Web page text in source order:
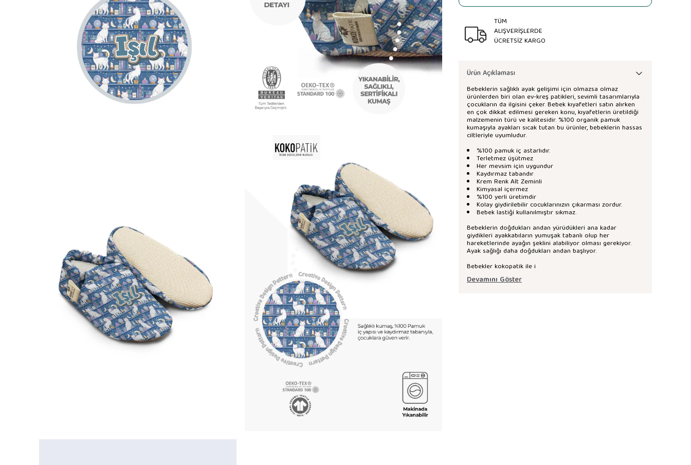
TÜM
ALIŞVERİŞLERDE
ÜCRETSİZ KARGO
Ürün Açıklaması
Bebeklerin sağlıklı ayak gelişimi için olmazsa olmaz
ürünlerden biri olan ev-kreş patikleri, sevimli tasarımlarıyla
çocukların da ilgisini çeker. Bebek kıyafetleri satın alırken
en çok dikkat edilmesi gereken konu, kıyafetlerin üretildiği
malzemenin türü ve kalitesidir. %100 organik pamuk
kumaşıyla ayakları sıcak tutan bu ürünler, bebeklerin hassas
ciltleriyle uyumludur.
%100 pamuk iç astarlıdır.
Terletmez üşütmez
Her mevsim için uygundur
Kaydırmaz tabandır
Krem Renk Alt Zeminli
Kimyasal içermez
%100 yerli üretimdir
Kolay giydirilebilir cocuklarınızın çıkarması zordur.
Bebek lastiği kullanılmıştır sıkmaz.
Bebeklerin doğdukları andan yürüdükleri ana kadar
giydikleri ayakkabıların yumuşak tabanlı olup her
hareketlerinde ayağın şeklini alabiliyor olması gerekiyor.
Ayak sağlığı daha doğdukları andan başlıyor.
Bebekler kokopatik ile i
Devamını Göster